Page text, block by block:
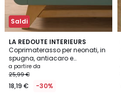
Saldi
LA REDOUTE INTERIEURS
Coprimaterasso per neonati, in
spugna, antiacaro e
impermeabile, altezza
massima 14 cm
a partire da
25,99 €
18,19 € -30%
4,9
/ 5